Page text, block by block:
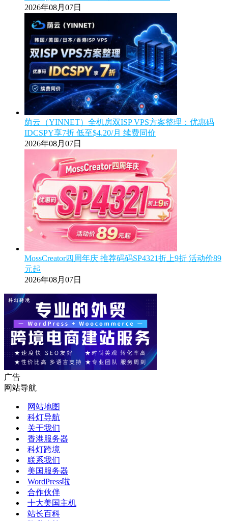
2026年08月07日
荫云（YINNET）全机房双ISP VPS方案整理：优惠码
IDCSPY享7折 低至$4.20/月 续费同价
2026年08月07日
MossCreator四周年庆 推荐码码SP4321折上9折 活动价89
元起
2026年08月07日
广告
网站导航
网站地图
科灯导航
关于我们
香港服务器
科灯跨境
联系我们
美国服务器
WordPress啦
合作伙伴
十大美国主机
站长百科